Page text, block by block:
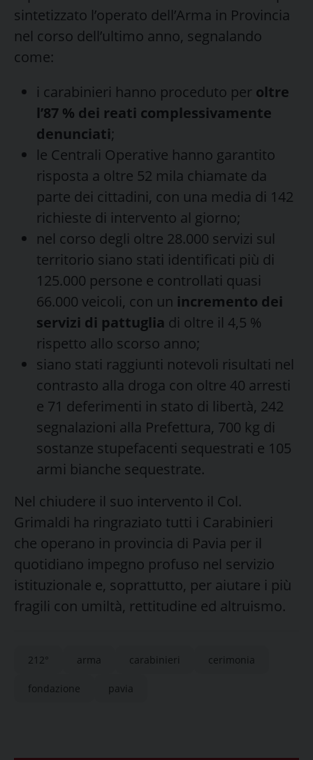
sintetizzato l’operato dell’Arma in Provincia
nel corso dell’ultimo anno, segnalando
come:
i carabinieri hanno proceduto per oltre
l’87 % dei reati complessivamente
denunciati;
le Centrali Operative hanno garantito
risposta a oltre 52 mila chiamate da
parte dei cittadini, con una media di 142
richieste di intervento al giorno;
nel corso degli oltre 28.000 servizi sul
territorio siano stati identificati più di
125.000 persone e controllati quasi
66.000 veicoli, con un incremento dei
servizi di pattuglia di oltre il 4,5 %
rispetto allo scorso anno;
siano stati raggiunti notevoli risultati nel
contrasto alla droga con oltre 40 arresti
e 71 deferimenti in stato di libertà, 242
segnalazioni alla Prefettura, 700 kg di
sostanze stupefacenti sequestrati e 105
armi bianche sequestrate.
Nel chiudere il suo intervento il Col.
Grimaldi ha ringraziato tutti i Carabinieri
che operano in provincia di Pavia per il
quotidiano impegno profuso nel servizio
istituzionale e, soprattutto, per aiutare i più
fragili con umiltà, rettitudine ed altruismo.
212° arma carabinieri cerimonia
fondazione pavia